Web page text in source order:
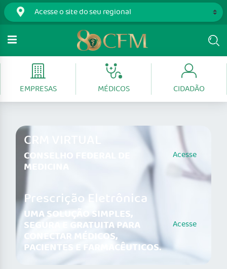
EMPRESAS MÉDICOS CIDADÃO
CRM VIRTUAL
CONSELHO FEDERAL DE
MEDICINA
Acesse
Prescrição Eletrônica
UMA SOLUÇÃO SIMPLES,
SEGURA E GRATUITA PARA
CONECTAR MÉDICOS,
PACIENTES E FARMACÊUTICOS.
Acesse